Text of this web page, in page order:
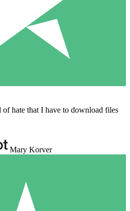
hate that I have to download files
Mary Korver